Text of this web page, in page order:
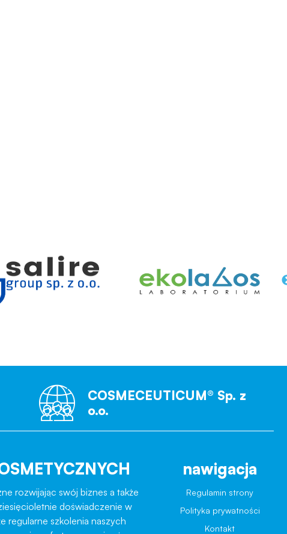
COSMECEUTICUM® Sp. z
o.o.
rozwijając swój biznes a także
doświadczenie w
regularne szkolenia naszych
nawigacja
Regulamin strony
Polityka prywatności
Kontakt